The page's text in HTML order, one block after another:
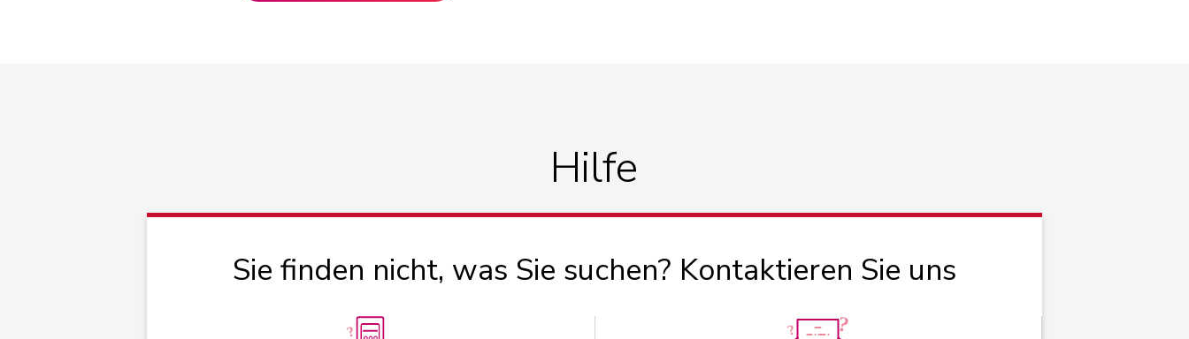
Hilfe
Sie finden nicht, was Sie suchen? Kontaktieren Sie uns